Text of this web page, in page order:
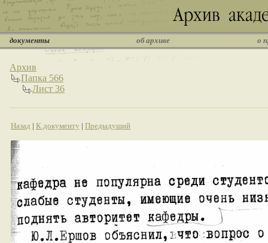
документы об архиве о
Архив
Папка 566
Лист 36
Назад | К документу | Предыдущий